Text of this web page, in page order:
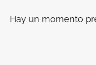
Hay un momento